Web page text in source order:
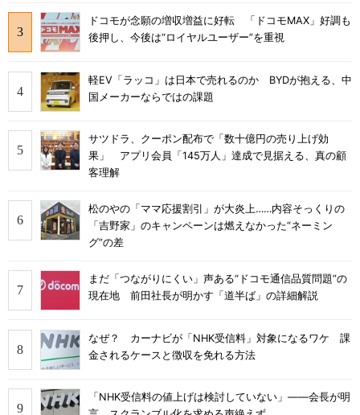
ドコモが念願の増収増益に好転 「ドコモMAX」好調も
後押し、今後は“ロイヤルユーザー”を重視
軽EV「ラッコ」は日本で売れるのか BYDが抱える、中
国メーカーならではの課題
サツドラ、クーポン配布で「数十億円の売り上げ効
果」 アプリ会員「145万人」達成で見据える、真の顧
客理解
松のやの「ママ応援割引」が大炎上……内容そっくりの
「吉野家」のキャンペーンは燃えなかった“ネーミン
グ”の差
まだ「つながりにくい」声ある“ドコモ通信品質問題”の
現在地 前田社長が明かす「道半ば」の詳細解説
なぜ？ カーナビが「NHK受信料」対象になるワケ 課
金されるケースと徴収を免れる方法
「NHK受信料の値上げは検討していない」――会長が明